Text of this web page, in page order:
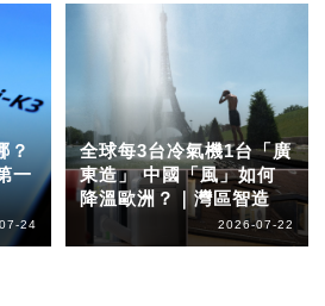
？
一
24
全球每3台冷氣機1台「廣
東造」 中國「風」如何
降溫歐洲？｜灣區智造
2026-07-22